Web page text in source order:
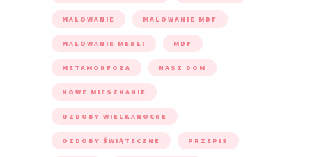
MALOWANIE MALOWANIE MDF
MALOWANIE MEBLI MDF
METAMORFOZA NASZ DOM
NOWE MIESZKANIE
OZDOBY WIELKANOCNE
OZDOBY ŚWIĄTECZNE PRZEPIS